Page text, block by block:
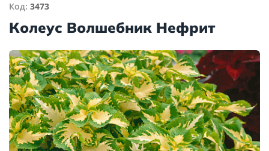
Код: 3473
Колеус Волшебник Нефрит